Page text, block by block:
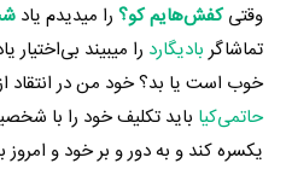
وقتیکفش‌هایم کو؟ را می­دیدم یاد
تماشاگربادیگارد را می­بیند بی‌اختیار
خوب است یا بد؟ خود من در انتقاد
حاتمی‌کیا باید تکلیف خود را با
یکسره کند و به دور و بر خود و امروز